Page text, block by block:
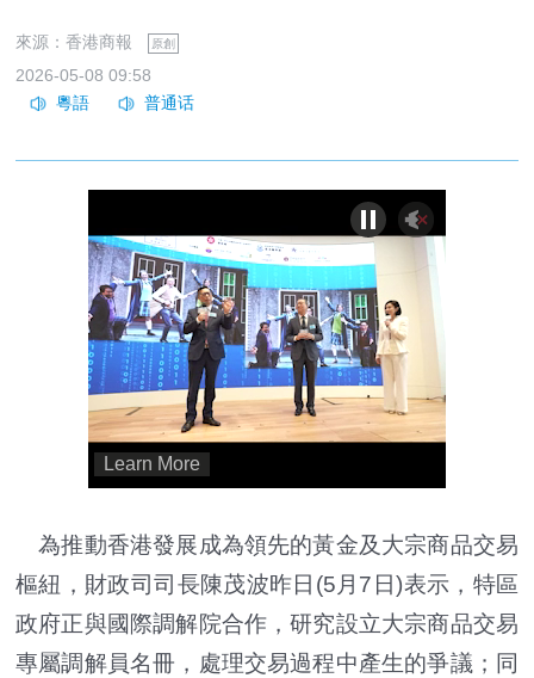
來源：香港商報 原創
2026-05-08 09:58
為推動香港發展成為領先的黃金及大宗商品交易
樞紐，財政司司長陳茂波昨日(5月7日)表示，特區
政府正與國際調解院合作，研究設立大宗商品交易
專屬調解員名冊，處理交易過程中產生的爭議；同